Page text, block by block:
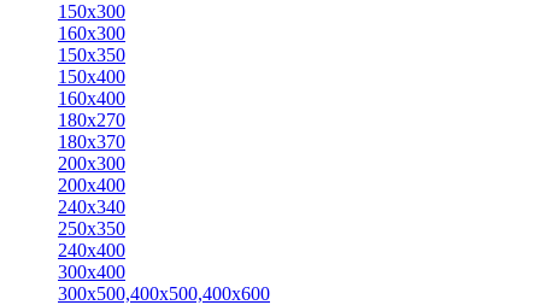
150x300
160х300
150x350
150х400
160x400
180х270
180х370
200x300
200х400
240х340
250x350
240х400
300х400
300х500,400х500,400х600